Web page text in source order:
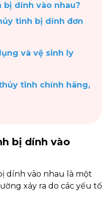
bị dính vào nhau?
tinh bị dính đơn
và vệ sinh ly
tinh chính hãng,
bị dính vào
dính vào nhau là một
xảy ra do các yếu tố